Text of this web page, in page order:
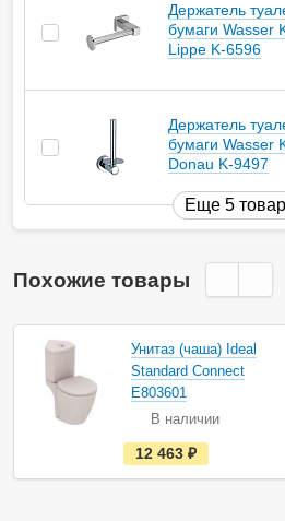
Держатель
бумаги Wasser
Lippe K-6596
Держатель
бумаги Wasser
Donau K-9497
Еще 5
Похожие товары
Акция
Унитаз (чаша) Ideal
Standard Connect
E803601
В наличии
е
с
т
12 463